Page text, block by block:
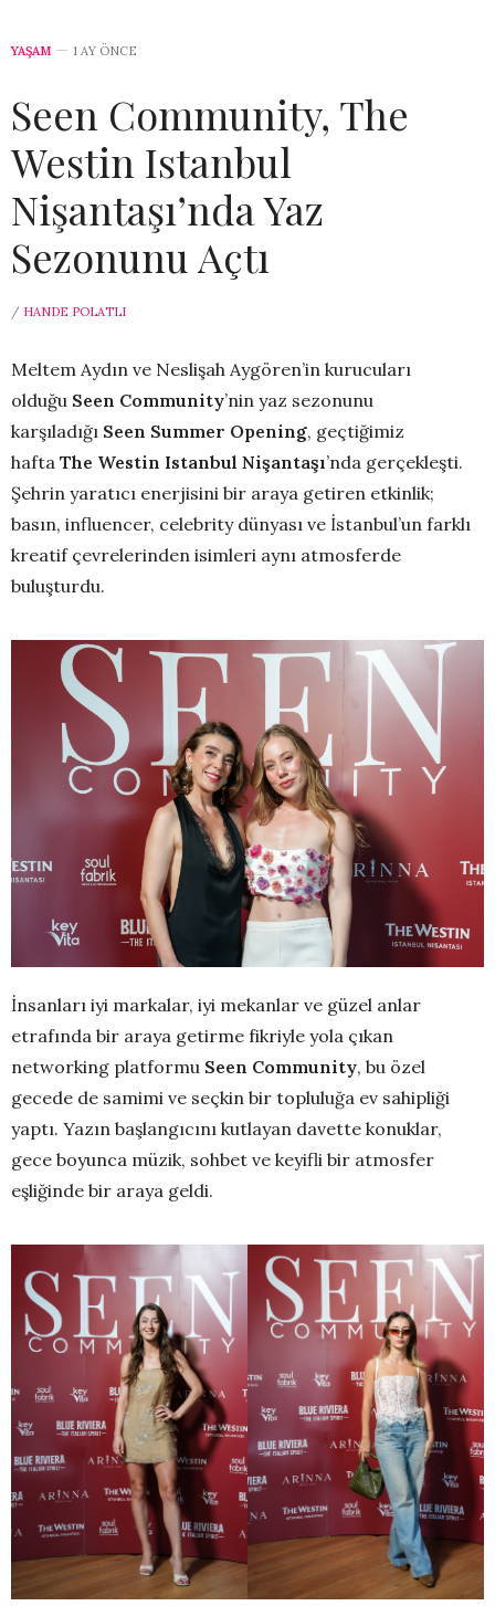
YAŞAM 1 AY ÖNCE
Seen Community, The
Westin Istanbul
Nişantaşı’nda Yaz
Sezonunu Açtı
/ HANDE POLATLI
Meltem Aydın ve Neslişah Aygören’in kurucuları
olduğu Seen Community’nin yaz sezonunu
karşıladığı Seen Summer Opening, geçtiğimiz
hafta The Westin Istanbul Nişantaşı’nda gerçekleşti.
Şehrin yaratıcı enerjisini bir araya getiren etkinlik;
basın, influencer, celebrity dünyası ve İstanbul’un farklı
kreatif çevrelerinden isimleri aynı atmosferde
buluşturdu.
İnsanları iyi markalar, iyi mekanlar ve güzel anlar
etrafında bir araya getirme fikriyle yola çıkan
networking platformu Seen Community, bu özel
gecede de samimi ve seçkin bir topluluğa ev sahipliği
yaptı. Yazın başlangıcını kutlayan davette konuklar,
gece boyunca müzik, sohbet ve keyifli bir atmosfer
eşliğinde bir araya geldi.